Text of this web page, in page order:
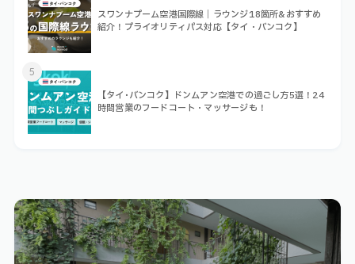
スワンナプーム空港国際線｜ラウンジ18箇所&おすすめ
紹介！プライオリティパス対応【タイ・バンコク】
5
【タイ･バンコク】ドンムアン空港での過ごし方5選！24
時間営業のフードコート・マッサージも！